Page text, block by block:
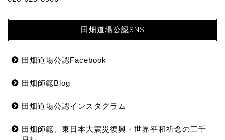
田畑道場公認SNS
田畑道場公認Facebook
田畑師範Blog
田畑道場公認インスタグラム
田畑師範、東日本大震災復興・世界平和祈念の三千